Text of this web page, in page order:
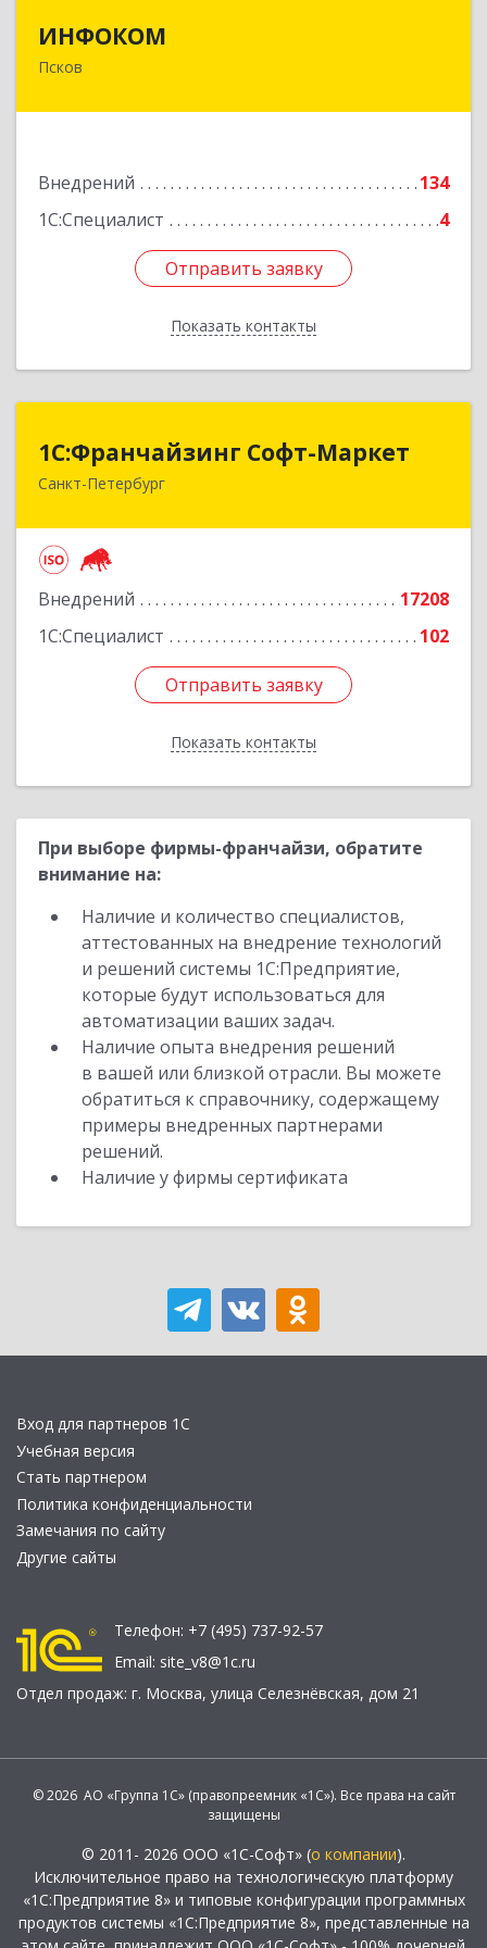
ИНФОКОМ
Псков
Внедрений
134
1С:Специалист
4
Отправить заявку
Показать контакты
180000, Псковская обл, Псков г, Советская ул,
Отправить заявку
Назад
1С:Франчайзинг Софт-Маркет
Санкт-Петербург
Внедрений
17208
1С:Специалист
102
Отправить заявку
Показать контакты
1С:Франчайзинг Софт-Маркет
Санкт-Петербург г, Суворовский проспект, 10
Отправить заявку
Назад
При выборе фирмы-франчайзи, обратите
внимание на:
Наличие и количество специалистов,
аттестованных на внедрение технологий
и решений системы 1С:Предприятие,
которые будут использоваться для
автоматизации ваших задач.
Наличие опыта внедрения решений
в вашей или близкой отрасли. Вы можете
обратиться к справочнику, содержащему
примеры внедренных партнерами
решений.
Наличие у фирмы сертификата
Вход для партнеров 1С
Учебная версия
Стать партнером
Политика конфиденциальности
Замечания по сайту
Другие сайты
Телефон: +7 (495) 737-92-57
Email: site_v8@1c.ru
Отдел продаж: г. Москва, улица Селезнёвская, дом 21
© 2026 АО «Группа 1С» (правопреемник «1С»). Все права на сайт
защищены
© 2011- 2026 ООО «1С-Софт» (о компании).
Исключительное право на технологическую платформу
«1С:Предприятие 8» и типовые конфигурации программных
продуктов системы «1С:Предприятие 8», представленные на